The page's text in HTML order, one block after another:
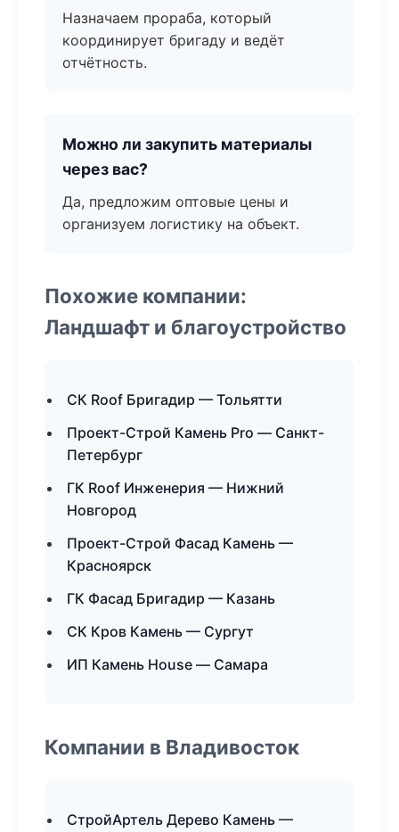
Назначаем прораба, который
координирует бригаду и ведёт
отчётность.
Можно ли закупить материалы
через вас?
Да, предложим оптовые цены и
организуем логистику на объект.
Похожие компании:
Ландшафт и благоустройство
СК Roof Бригадир — Тольятти
Проект-Строй Камень Pro — Санкт-
Петербург
ГК Roof Инженерия — Нижний
Новгород
Проект-Строй Фасад Камень —
Красноярск
ГК Фасад Бригадир — Казань
СК Кров Камень — Сургут
ИП Камень House — Самара
Компании в Владивосток
СтройАртель Дерево Камень —